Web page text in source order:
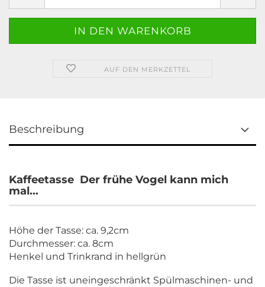
AUF DEN MERKZETTEL
Beschreibung
Kaffeetasse Der frühe Vogel kann mich
mal...
Höhe der Tasse: ca. 9,2cm
Durchmesser: ca. 8cm
Henkel und Trinkrand in hellgrün
Die Tasse ist uneingeschränkt Spülmaschinen- und